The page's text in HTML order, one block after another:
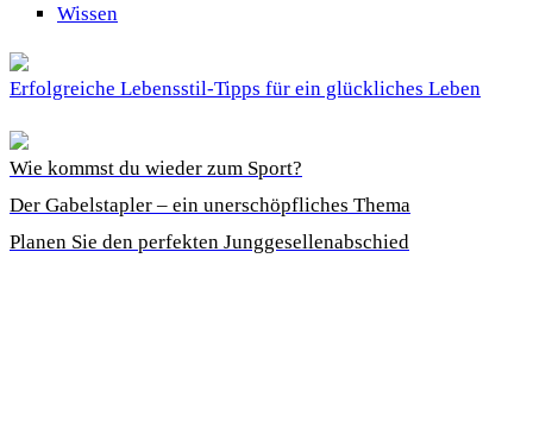
Wissen
Erfolgreiche Lebensstil-Tipps für ein glückliches Leben
Wie kommst du wieder zum Sport?
Der Gabelstapler – ein unerschöpfliches Thema
Planen Sie den perfekten Junggesellenabschied